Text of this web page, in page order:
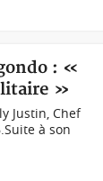
: «
»
Justin, Chef
à son